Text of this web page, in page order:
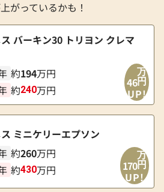
がっているかも！
バーキン30 トリヨン クレマ
約194万円
約240万円
46
万
円
UP!
ミニケリーエプソン
約260万円
約430万円 170
万
円
UP!